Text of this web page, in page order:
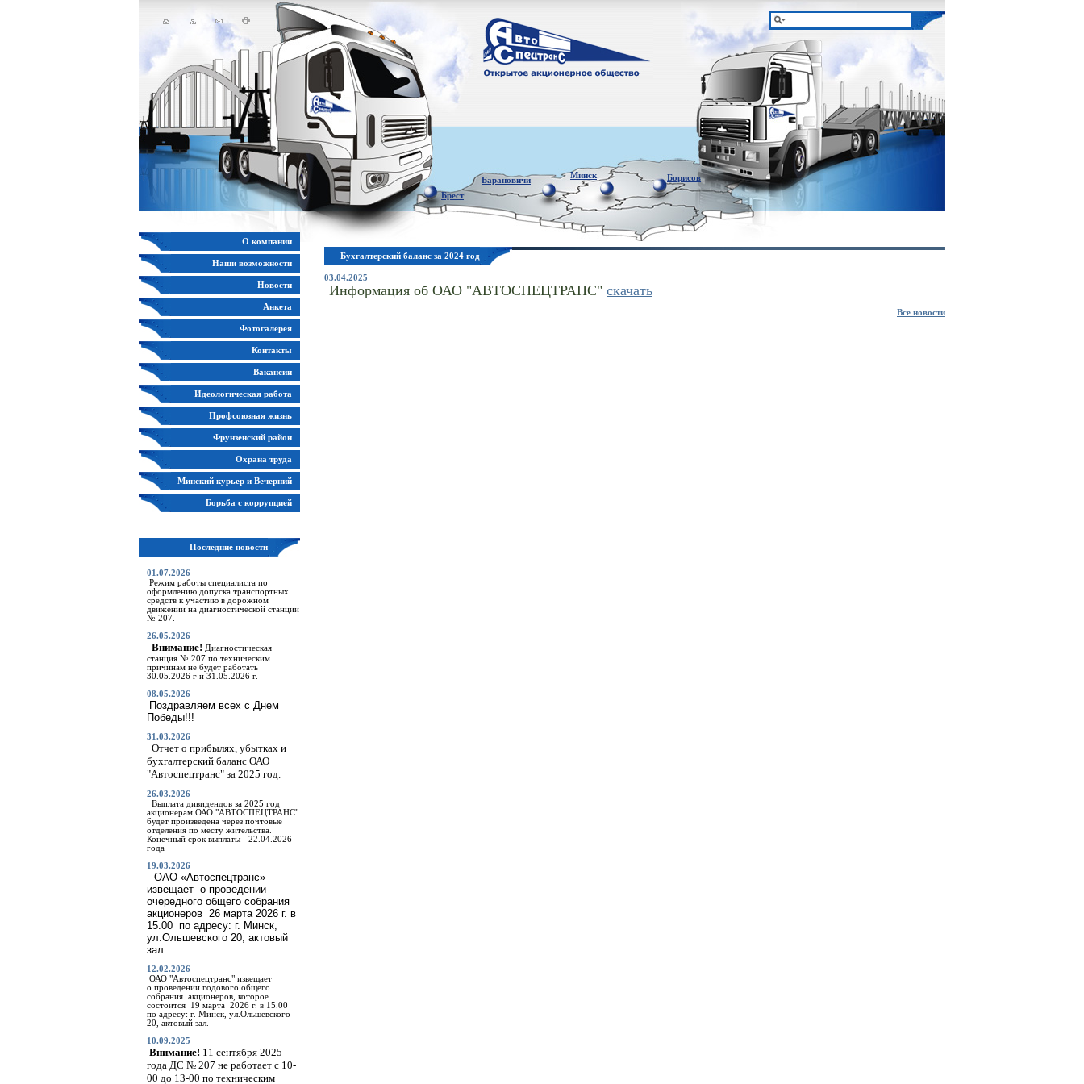
Борисов
Брест
Барановичи
Минск
О компании
Наши возможности
Новости
Анкета
Фотогалерея
Контакты
Вакансии
Идеологическая работа
Профсоюзная жизнь
Фрунзенский район
Охрана труда
Минский курьер и Вечерний
Минск
Борьба с коррупцией
Последние новости
01.07.2026
Режим работы специалиста по
оформлению допуска транспортных
средств к участию в дорожном
движении на диагностической станции
№ 207.
26.05.2026
Внимание! Диагностическая
станция № 207 по техническим
причинам не будет работать
30.05.2026 г и 31.05.2026 г.
08.05.2026
Поздравляем всех с Днем
Победы!!!
31.03.2026
Отчет о прибылях, убытках и
бухгалтерский баланс ОАО
"Автоспецтранс" за 2025 год.
26.03.2026
Выплата дивидендов за 2025 год
акционерам ОАО "АВТОСПЕЦТРАНС"
будет произведена через почтовые
отделения по месту жительства.
Конечный срок выплаты - 22.04.2026
года
19.03.2026
ОАО «Автоспецтранс»
извещает о проведении
очередного общего собрания
акционеров 26 марта 2026 г. в
15.00 по адресу: г. Минск,
ул.Ольшевского 20, актовый
зал.
12.02.2026
ОАО "Автоспецтранс" извещает
о проведении годового общего
собрания акционеров, которое
состоится 19 марта 2026 г. в 15.00
по адресу: г. Минск, ул.Ольшевского
20, актовый зал.
10.09.2025
Внимание! 11 сентября 2025
года ДС № 207 не работает с 10-
00 до 13-00 по техническим
Бухгалтерский баланс за 2024 год
03.04.2025
Информация об ОАО "АВТОСПЕЦТРАНС" скачать
Все новости